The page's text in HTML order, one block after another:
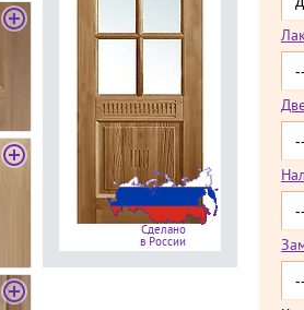
Сделано
в России